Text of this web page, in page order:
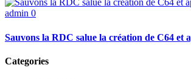
admin 0
Sauvons la RDC salue la création de C64 et
Categories